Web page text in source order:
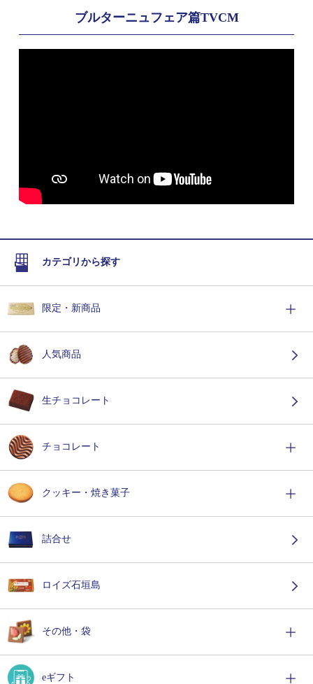
ブルターニュフェア篇TVCM
カテゴリから探す
限定・新商品
人気商品
生チョコレート
チョコレート
クッキー・焼き菓子
詰合せ
ロイズ石垣島
その他・袋
eギフト